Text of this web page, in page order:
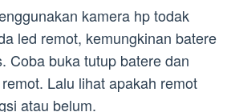
kamera hp todak
led remot, kemungkinan batere
Coba buka tutup batere dan
Lalu lihat apakah remot
atau belum.